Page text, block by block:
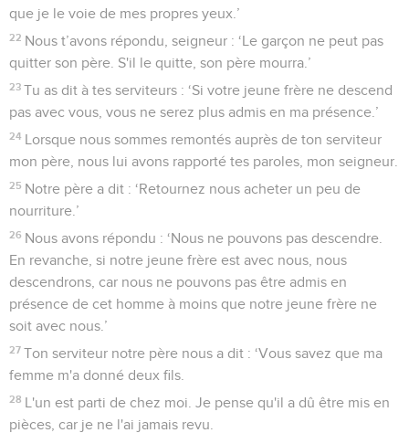
que je le voie de mes propres yeux.’
22 Nous t’avons répondu, seigneur : ‘Le garçon ne peut pas
quitter son père. S'il le quitte, son père mourra.’
23 Tu as dit à tes serviteurs : ‘Si votre jeune frère ne descend
pas avec vous, vous ne serez plus admis en ma présence.’
24 Lorsque nous sommes remontés auprès de ton serviteur
mon père, nous lui avons rapporté tes paroles, mon seigneur.
25 Notre père a dit : ‘Retournez nous acheter un peu de
nourriture.’
26 Nous avons répondu : ‘Nous ne pouvons pas descendre.
En revanche, si notre jeune frère est avec nous, nous
descendrons, car nous ne pouvons pas être admis en
présence de cet homme à moins que notre jeune frère ne
soit avec nous.’
27 Ton serviteur notre père nous a dit : ‘Vous savez que ma
femme m'a donné deux fils.
28 L'un est parti de chez moi. Je pense qu'il a dû être mis en
pièces, car je ne l'ai jamais revu.